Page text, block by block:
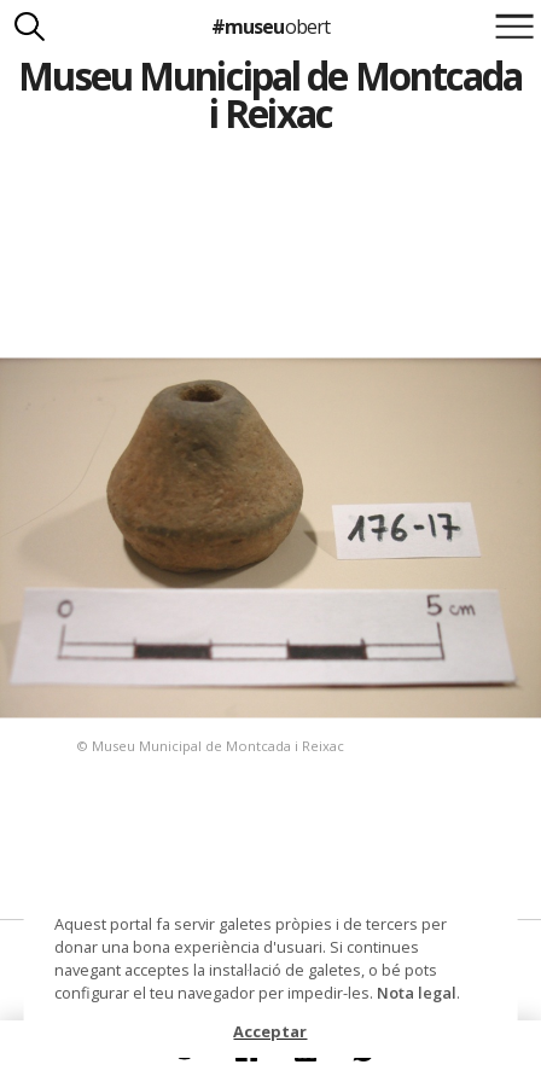
Suma't a la iniciativa
Carlota Royo
#museuobert
Museu Municipal de Montcada
i Reixac
© Museu Municipal de Montcada i Reixac
fusaiola
Datació segle IV ante - segle III ante
Aquest portal fa servir galetes pròpies i de tercers per
donar una bona experiència d'usuari. Si continues
navegant acceptes la instal·lació de galetes, o bé pots
configurar el teu navegador per impedir-les. Nota legal.
Acceptar